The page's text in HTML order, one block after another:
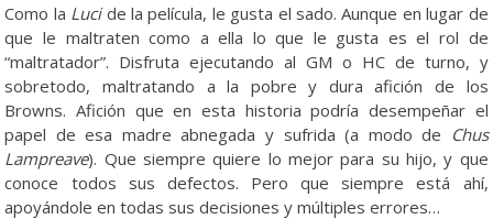
Como la Lucide la película, le gusta el sado. Aunque en lugar de
que le maltraten como a ella lo que le gusta es el rol de
“maltratador”. Disfruta ejecutando al GM o HC de turno, y
sobretodo, maltratando a la pobre y dura afición de los
Browns. Afición que en esta historia podría desempeñar el
papel de esa madre abnegada y sufrida (a modo de Chus
Lampreave). Que siempre quiere lo mejor para su hijo, y que
conoce todos sus defectos. Pero que siempre está ahí,
apoyándole en todas sus decisiones y múltiples errores…